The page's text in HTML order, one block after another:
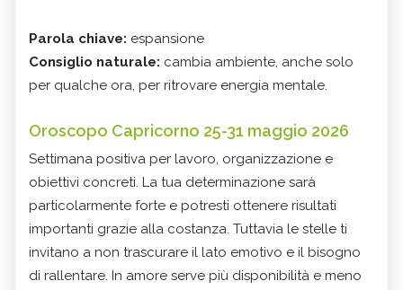
Parola chiave: espansione
Consiglio naturale: cambia ambiente, anche solo
per qualche ora, per ritrovare energia mentale.
Oroscopo Capricorno 25-31 maggio 2026
Settimana positiva per lavoro, organizzazione e
obiettivi concreti. La tua determinazione sarà
particolarmente forte e potresti ottenere risultati
importanti grazie alla costanza. Tuttavia le stelle ti
invitano a non trascurare il lato emotivo e il bisogno
di rallentare. In amore serve più disponibilità e meno